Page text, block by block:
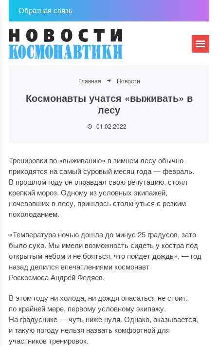
Обратная связь
Главная Новости
Космонавты учатся «выживать» в
лесу
01.02.2022
Тренировки по «выживанию» в зимнем лесу обычно
приходятся на самый суровый месяц года — февраль.
В прошлом году он оправдал свою репутацию, стоял
крепкий мороз. Одному из условных экипажей,
ночевавших в лесу, пришлось столкнуться с резким
похолоданием.
«Температура ночью дошла до минус 25 градусов, зато
было сухо. Мы имели возможность сидеть у костра под
открытым небом и не бояться, что пойдет дождь», — год
назад делился впечатлениями космонавт
Роскосмоса Андрей Федяев.
В этом году ни холода, ни дождя опасаться не стоит,
по крайней мере, первому условному экипажу.
На градуснике — чуть ниже нуля. Однако, оказывается,
и такую погоду нельзя назвать комфортной для
участников тренировок.